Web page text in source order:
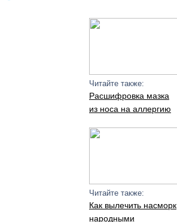
Читайте также:
Расшифровка мазка
из носа на аллергию
Читайте также:
Как вылечить насморк
народными